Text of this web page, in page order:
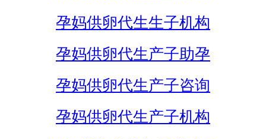
孕妈供卵代生生子机构
孕妈供卵代生产子助孕
孕妈供卵代生产子咨询
孕妈供卵代生产子机构